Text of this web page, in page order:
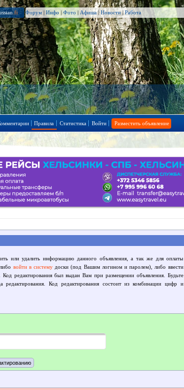
.fi Форум | Инфо | Фото | Афиша|Новости|Работа
Правила Статистика Войти Разместить объявление
или удалить информацию данного объявления, а так же для оплаты
войти в системудоски (под Вашим логином и паролем), либо ввести
Код редактирования был выдан Вам при размещении объявления. Будьте
редактирования. Код редактирования состоит из комбинации цифр и